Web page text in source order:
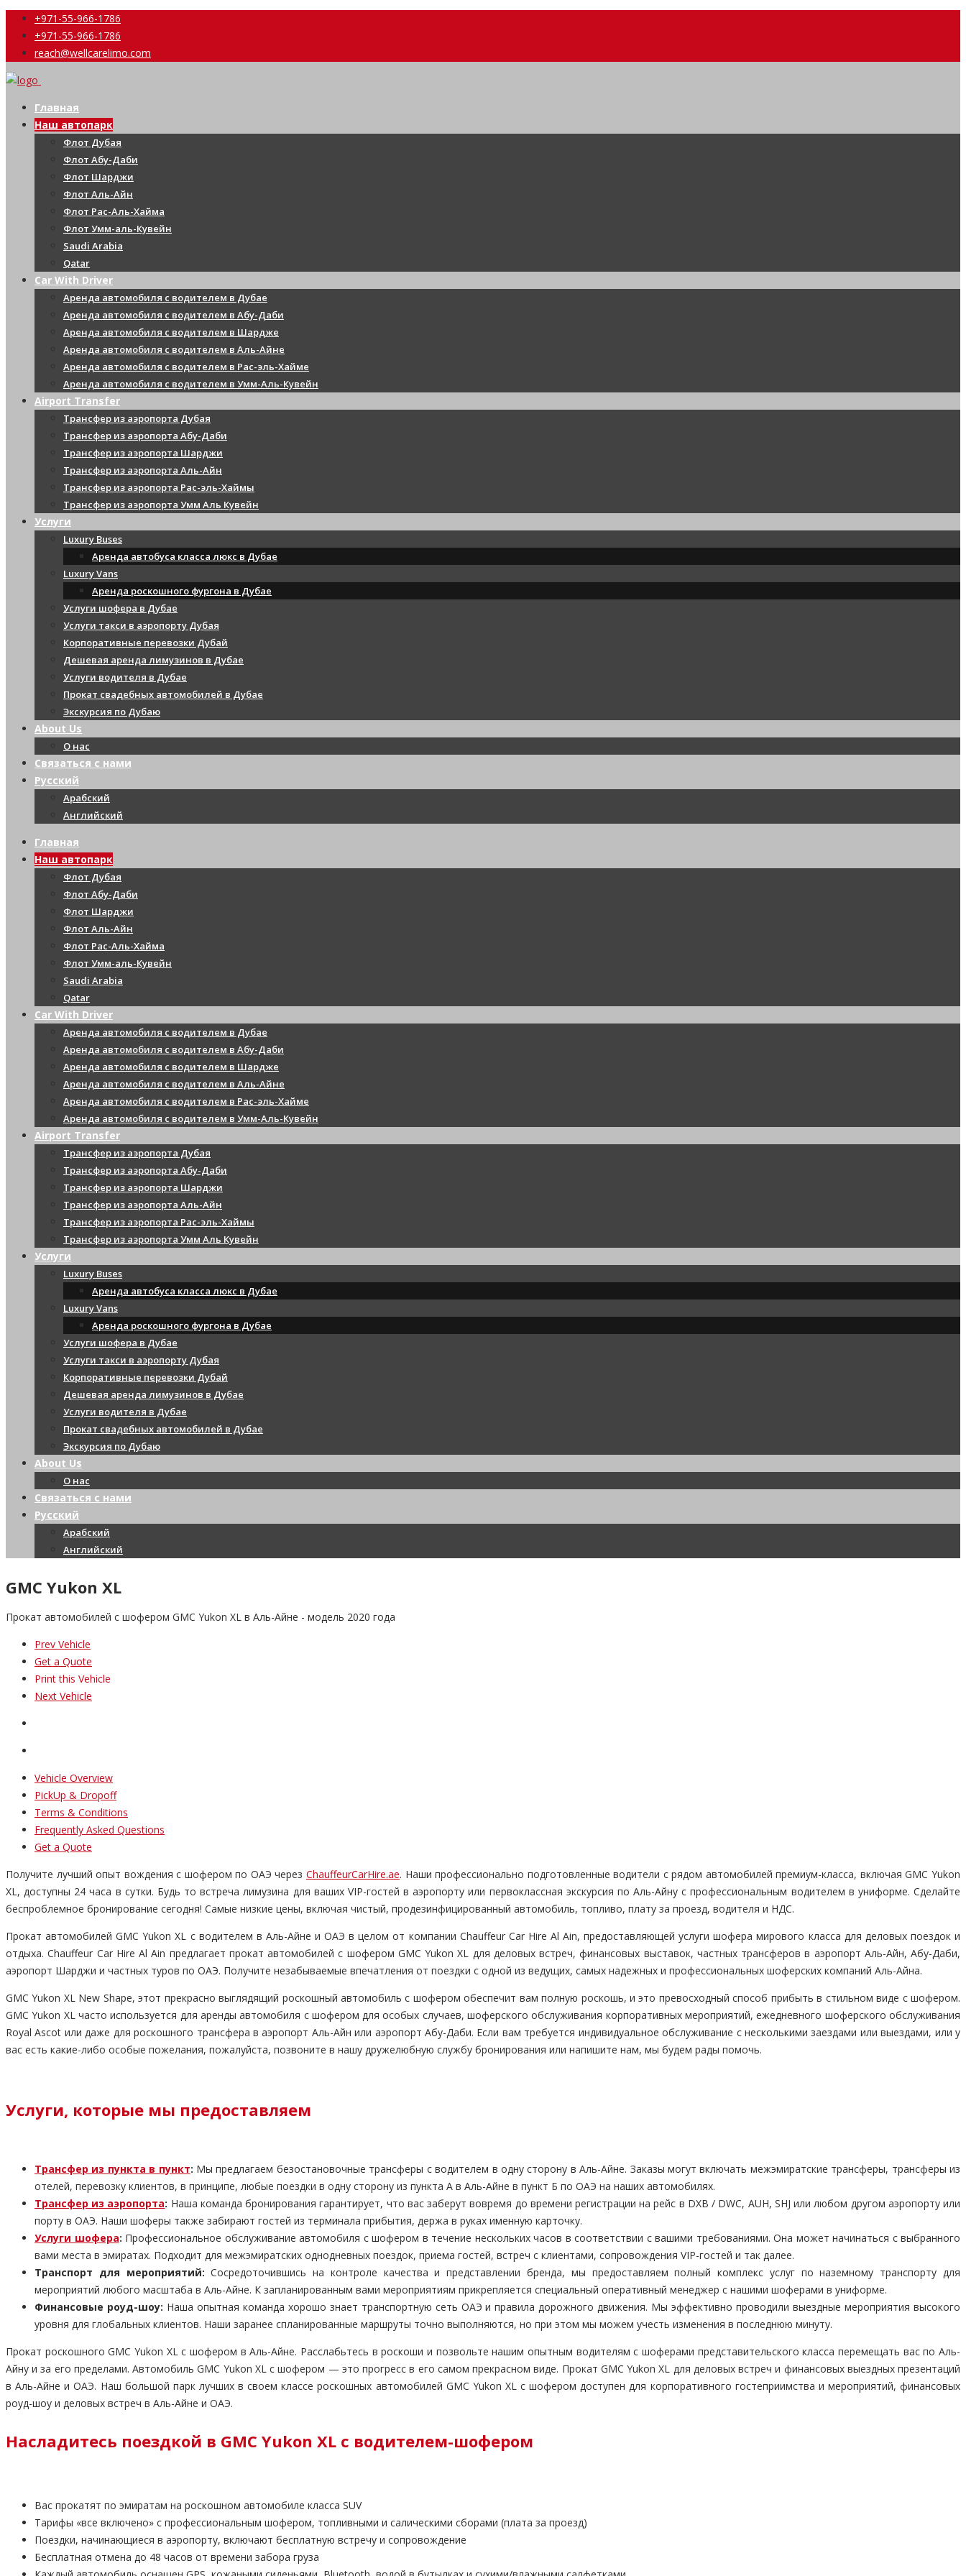
+971-55-966-1786
+971-55-966-1786
reach@wellcarelimo.com
Главная
Наш автопарк
Флот Дубая
Флот Абу-Даби
Флот Шарджи
Флот Аль-Айн
Флот Рас-Аль-Хайма
Флот Умм-аль-Кувейн
Saudi Arabia
Qatar
Car With Driver
Аренда автомобиля с водителем в Дубае
Аренда автомобиля с водителем в Абу-Даби
Аренда автомобиля с водителем в Шардже
Аренда автомобиля с водителем в Аль-Айне
Аренда автомобиля с водителем в Рас-эль-Хайме
Аренда автомобиля с водителем в Умм-Аль-Кувейн
Airport Transfer
Трансфер из аэропорта Дубая
Трансфер из аэропорта Абу-Даби
Трансфер из аэропорта Шарджи
Трансфер из аэропорта Аль-Айн
Трансфер из аэропорта Рас-эль-Хаймы
Трансфер из аэропорта Умм Аль Кувейн
Услуги
Luxury Buses
Аренда автобуса класса люкс в Дубае
Luxury Vans
Аренда роскошного фургона в Дубае
Услуги шофера в Дубае
Услуги такси в аэропорту Дубая
Корпоративные перевозки Дубай
Дешевая аренда лимузинов в Дубае
Услуги водителя в Дубае
Прокат свадебных автомобилей в Дубае
Экскурсия по Дубаю
About Us
О нас
Связаться с нами
Русский
Арабский
Английский
Главная
Наш автопарк
Флот Дубая
Флот Абу-Даби
Флот Шарджи
Флот Аль-Айн
Флот Рас-Аль-Хайма
Флот Умм-аль-Кувейн
Saudi Arabia
Qatar
Car With Driver
Аренда автомобиля с водителем в Дубае
Аренда автомобиля с водителем в Абу-Даби
Аренда автомобиля с водителем в Шардже
Аренда автомобиля с водителем в Аль-Айне
Аренда автомобиля с водителем в Рас-эль-Хайме
Аренда автомобиля с водителем в Умм-Аль-Кувейн
Airport Transfer
Трансфер из аэропорта Дубая
Трансфер из аэропорта Абу-Даби
Трансфер из аэропорта Шарджи
Трансфер из аэропорта Аль-Айн
Трансфер из аэропорта Рас-эль-Хаймы
Трансфер из аэропорта Умм Аль Кувейн
Услуги
Luxury Buses
Аренда автобуса класса люкс в Дубае
Luxury Vans
Аренда роскошного фургона в Дубае
Услуги шофера в Дубае
Услуги такси в аэропорту Дубая
Корпоративные перевозки Дубай
Дешевая аренда лимузинов в Дубае
Услуги водителя в Дубае
Прокат свадебных автомобилей в Дубае
Экскурсия по Дубаю
About Us
О нас
Связаться с нами
Русский
Арабский
Английский
GMC Yukon XL
Прокат автомобилей с шофером GMC Yukon XL в Аль-Айне - модель 2020 года
Prev Vehicle
Get a Quote
Print this Vehicle
Next Vehicle
Vehicle Overview
PickUp & Dropoff
Terms & Conditions
Frequently Asked Questions
Get a Quote
Получите лучший опыт вождения с шофером по ОАЭ через ChauffeurCarHire.ae. Наши профессионально подготовленные водители с рядом автомобилей премиум-класса, включая GMC Yukon
XL, доступны 24 часа в сутки. Будь то встреча лимузина для ваших VIP-гостей в аэропорту или первоклассная экскурсия по Аль-Айну с профессиональным водителем в униформе. Сделайте
беспроблемное бронирование сегодня! Самые низкие цены, включая чистый, продезинфицированный автомобиль, топливо, плату за проезд, водителя и НДС.
Прокат автомобилей GMC Yukon XL с водителем в Аль-Айне и ОАЭ в целом от компании Chauffeur Car Hire Al Ain, предоставляющей услуги шофера мирового класса для деловых поездок и
отдыха. Chauffeur Car Hire Al Ain предлагает прокат автомобилей с шофером GMC Yukon XL для деловых встреч, финансовых выставок, частных трансферов в аэропорт Аль-Айн, Абу-Даби,
аэропорт Шарджи и частных туров по ОАЭ. Получите незабываемые впечатления от поездки с одной из ведущих, самых надежных и профессиональных шоферских компаний Аль-Айна.
GMC Yukon XL New Shape, этот прекрасно выглядящий роскошный автомобиль с шофером обеспечит вам полную роскошь, и это превосходный способ прибыть в стильном виде с шофером.
GMC Yukon XL часто используется для аренды автомобиля с шофером для особых случаев, шоферского обслуживания корпоративных мероприятий, ежедневного шоферского обслуживания
Royal Ascot или даже для роскошного трансфера в аэропорт Аль-Айн или аэропорт Абу-Даби. Если вам требуется индивидуальное обслуживание с несколькими заездами или выездами, или у
вас есть какие-либо особые пожелания, пожалуйста, позвоните в нашу дружелюбную службу бронирования или напишите нам, мы будем рады помочь.
Услуги, которые мы предоставляем
Трансфер из пункта в пункт: Мы предлагаем безостановочные трансферы с водителем в одну сторону в Аль-Айне. Заказы могут включать межэмиратские трансферы, трансферы из
отелей, перевозку клиентов, в принципе, любые поездки в одну сторону из пункта А в Аль-Айне в пункт Б по ОАЭ на наших автомобилях.
Трансфер из аэропорта: Наша команда бронирования гарантирует, что вас заберут вовремя до времени регистрации на рейс в DXB / DWC, AUH, SHJ или любом другом аэропорту или
порту в ОАЭ. Наши шоферы также забирают гостей из терминала прибытия, держа в руках именную карточку.
Услуги шофера: Профессиональное обслуживание автомобиля с шофером в течение нескольких часов в соответствии с вашими требованиями. Она может начинаться с выбранного
вами места в эмиратах. Подходит для межэмиратских однодневных поездок, приема гостей, встреч с клиентами, сопровождения VIP-гостей и так далее.
Транспорт для мероприятий: Сосредоточившись на контроле качества и представлении бренда, мы предоставляем полный комплекс услуг по наземному транспорту для
мероприятий любого масштаба в Аль-Айне. К запланированным вами мероприятиям прикрепляется специальный оперативный менеджер с нашими шоферами в униформе.
Финансовые роуд-шоу: Наша опытная команда хорошо знает транспортную сеть ОАЭ и правила дорожного движения. Мы эффективно проводили выездные мероприятия высокого
уровня для глобальных клиентов. Наши заранее спланированные маршруты точно выполняются, но при этом мы можем учесть изменения в последнюю минуту.
Прокат роскошного GMC Yukon XL с шофером в Аль-Айне. Расслабьтесь в роскоши и позвольте нашим опытным водителям с шоферами представительского класса перемещать вас по Аль-
Айну и за его пределами. Автомобиль GMC Yukon XL с шофером — это прогресс в его самом прекрасном виде. Прокат GMC Yukon XL для деловых встреч и финансовых выездных презентаций
в Аль-Айне и ОАЭ. Наш большой парк лучших в своем классе роскошных автомобилей GMC Yukon XL с шофером доступен для корпоративного гостеприимства и мероприятий, финансовых
роуд-шоу и деловых встреч в Аль-Айне и ОАЭ.
Насладитесь поездкой в GMC Yukon XL с водителем-шофером
Вас прокатят по эмиратам на роскошном автомобиле класса SUV
Тарифы «все включено» с профессиональным шофером, топливными и салическими сборами (плата за проезд)
Поездки, начинающиеся в аэропорту, включают бесплатную встречу и сопровождение
Бесплатная отмена до 48 часов от времени забора груза